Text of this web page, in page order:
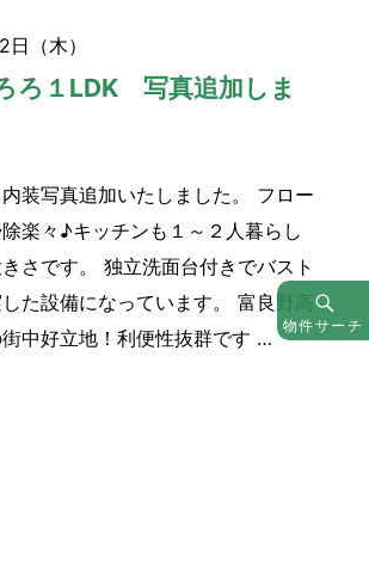
（木）
ろ１LDK 写真追加しま
装写真追加いたしました。 フロー
楽々♪キッチンも１～２人暮らし
さです。 独立洗面台付きでバスト
た設備になっています。 富良野高
中好立地！利便性抜群です …
ーポちろろ１LDK 写真追加しました！”
物件サーチ